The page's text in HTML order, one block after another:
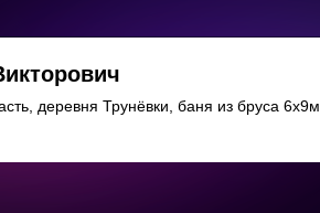
деревня Трунёвки, баня из бруса 6х9м